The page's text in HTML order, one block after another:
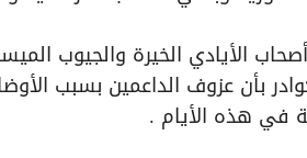
الأيادي الخيرة والجيوب
بأن عزوف الداعمين بسبب
في هذه الأيام .